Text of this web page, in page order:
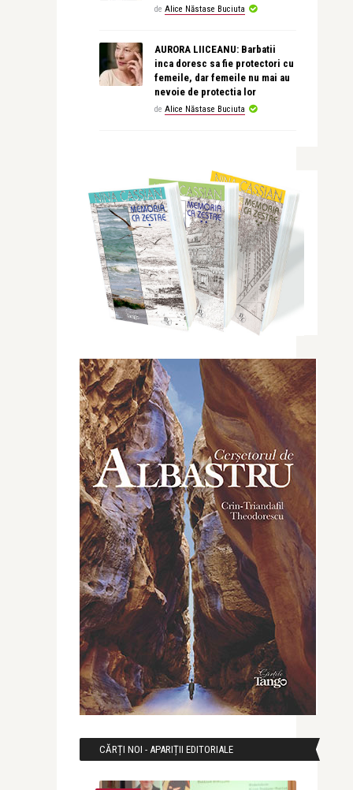
de Alice Năstase Buciuta
AURORA LIICEANU: Barbatii
inca doresc sa fie protectori cu
femeile, dar femeile nu mai au
nevoie de protectia lor
de Alice Năstase Buciuta
CĂRȚI NOI - APARIȚII EDITORIALE